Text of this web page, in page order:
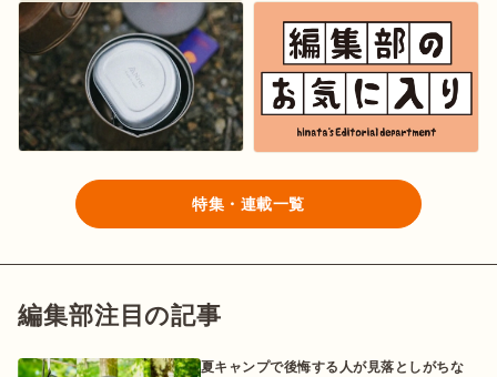
特集・連載一覧
編集部注目の記事
夏キャンプで後悔する人が見落としがちな